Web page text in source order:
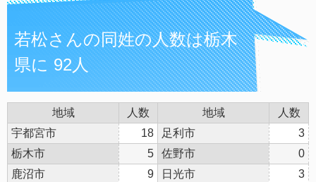
若松さんの同姓の人数は栃木
県に 92人
地域 人数 地域
人数
宇都宮市
18 足利市
3
栃木市
5 佐野市
0
鹿沼市
9 日光市
3